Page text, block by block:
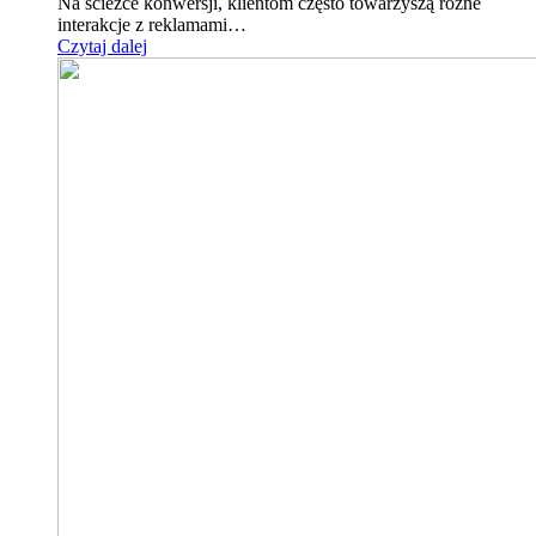
interakcje z reklamami…
Czytaj dalej